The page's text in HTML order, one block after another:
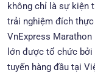
không chỉ là sự kiện
trải nghiệm đích
VnExpress
lớn được tổ chức
tuyến hàng đầu tại